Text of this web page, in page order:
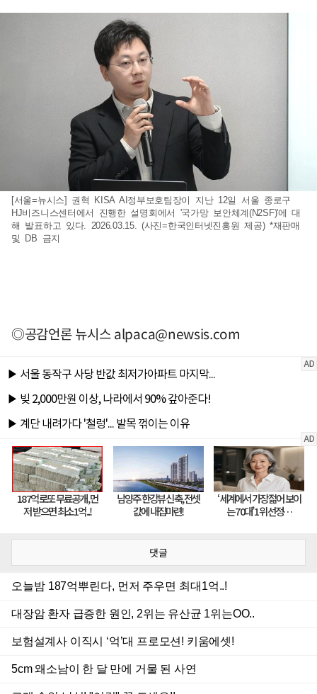
[서울=뉴시스] 권혁 KISA AI정부보호팀장이 지난 12일 서울 종로구
HJ비즈니스센터에서 진행한 설명회에서 '국가망 보안체계(N2SF)'에 대
해 발표하고 있다. 2026.03.15. (사진=한국인터넷진흥원 제공) *재판매
및 DB 금지
◎공감언론 뉴시스alpaca@newsis.com
댓글